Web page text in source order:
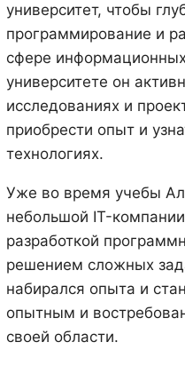
университет, чтобы
программирование и
сфере
университете он
исследованиях и
приобрести опыт и
технологиях.
Уже во время учебы
небольшой IT-
разработкой
решением сложных
набирался опыта и
опытным и
своей области.